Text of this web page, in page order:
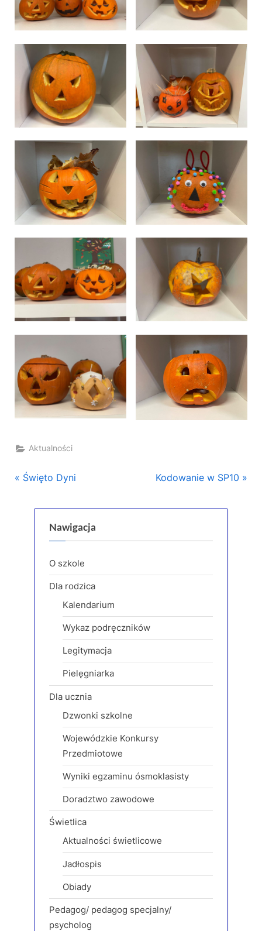
Aktualności
Nawigacja
wpisu
P
Święto Dyni
N
x
s
Kodowanie w SP10
Nawigacja
O szkole
Dla rodzica
Kalendarium
Wykaz podręczników
Legitymacja
Pielęgniarka
Dla ucznia
Dzwonki szkolne
Wojewódzkie Konkursy
Przedmiotowe
Wyniki egzaminu ósmoklasisty
Doradztwo zawodowe
Świetlica
Aktualności świetlicowe
Jadłospis
Obiady
Pedagog/ pedagog specjalny/
psycholog